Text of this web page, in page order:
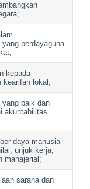
berdayaguna
kepada
kearifan lokal;
yang baik dan
akuntabilitas
daya manusia
unjuk kerja,
manajerial;
sarana dan